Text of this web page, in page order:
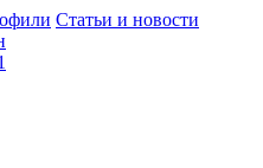
Статьи и новости